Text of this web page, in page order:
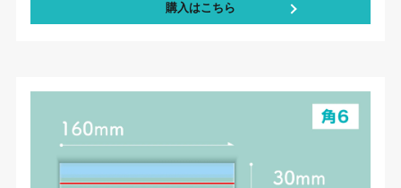
購入はこちら